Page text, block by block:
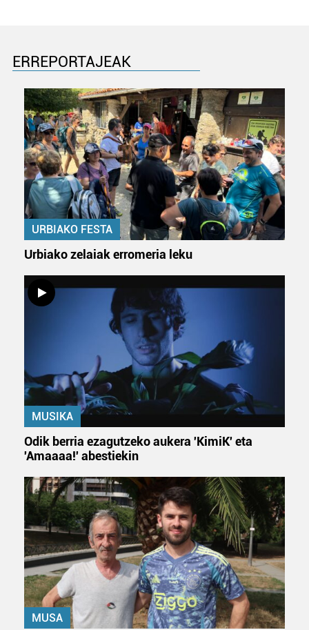
ERREPORTAJEAK
URBIAKO FESTA
Urbiako zelaiak erromeria leku
MUSIKA
Odik berria ezagutzeko aukera 'KimiK' eta
'Amaaaa!' abestiekin
MUSA